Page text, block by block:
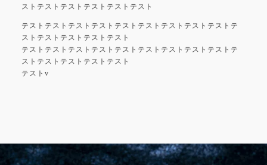
ストテストテストテストテストテスト
テストテストテストテストテストテストテストテストテストテ
ストテストテストテストテスト
テストテストテストテストテストテストテストテストテストテ
ストテストテストテストテスト
テストv